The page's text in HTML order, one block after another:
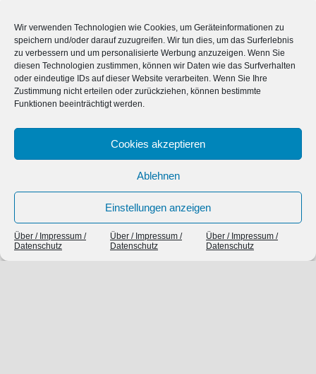
Wir verwenden Technologien wie Cookies, um Geräteinformationen zu
speichern und/oder darauf zuzugreifen. Wir tun dies, um das Surferlebnis
zu verbessern und um personalisierte Werbung anzuzeigen. Wenn Sie
diesen Technologien zustimmen, können wir Daten wie das Surfverhalten
oder eindeutige IDs auf dieser Website verarbeiten. Wenn Sie Ihre
Zustimmung nicht erteilen oder zurückziehen, können bestimmte
Funktionen beeinträchtigt werden.
Cookies akzeptieren
Ablehnen
Einstellungen anzeigen
Über / Impressum /
Datenschutz
Über / Impressum /
Datenschutz
Über / Impressum /
Datenschutz
Anmelden
Eintrags-Feed
Kommentar-Feed
WordPress.org
SIEBEN TAGE, SIEBEN THEMEN